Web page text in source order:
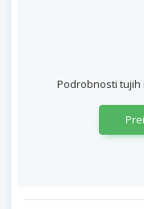
Podrobnosti tujih